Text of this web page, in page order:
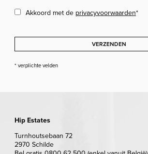
Akkoord met de privacyvoorwaarden*
VERZENDEN
* verplichte velden
Hip Estates
Turnhoutsebaan 72
2970 Schilde